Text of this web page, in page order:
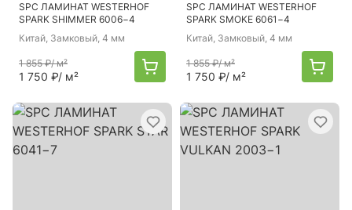
SPC ЛАМИНАТ WESTERHOF
SPARK SHIMMER 6006−4
Китай, Замковый, 4 мм
1 855 ₽/ м²
1 750 ₽/ м²
SPC ЛАМИНАТ WESTERHOF
SPARK SMOKE 6061−4
Китай, Замковый, 4 мм
1 855 ₽/ м²
1 750 ₽/ м²